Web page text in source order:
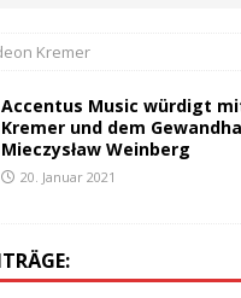
Kremer
Accentus Music würdigt
Kremer und dem
Mieczysław Weinberg
20. Januar 2021